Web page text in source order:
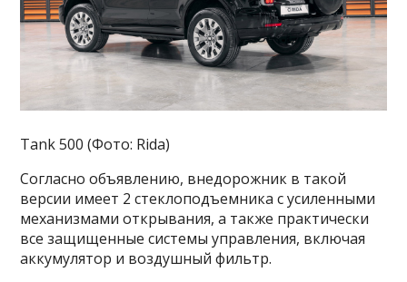
Tank 500 (Фото: Rida)
Согласно объявлению, внедорожник в такой
версии имеет 2 стеклоподъемника с усиленными
механизмами открывания, а также практически
все защищенные системы управления, включая
аккумулятор и воздушный фильтр.